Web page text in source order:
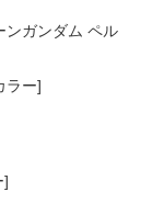
ンガンダム ペル
ラー]
]